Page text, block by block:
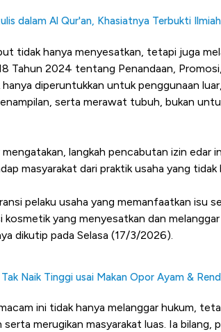
dalam Al Qur'an, Khasiatnya Terbukti Ilmiah
tidak hanya menyesatkan, tetapi juga
Tahun 2024 tentang Penandaan,
diperuntukkan untuk penggunaan
serta merawat tubuh, bukan
mengatakan, langkah pencabutan izin edar
masyarakat dari praktik usaha yang
pelaku usaha yang memanfaatkan isu
yang menyesatkan dan
dikutip pada Selasa (17/3/2026).
Naik Tinggi usai Makan Opor Ayam &
ini tidak hanya melanggar hukum,
merugikan masyarakat luas. Ia bilang,